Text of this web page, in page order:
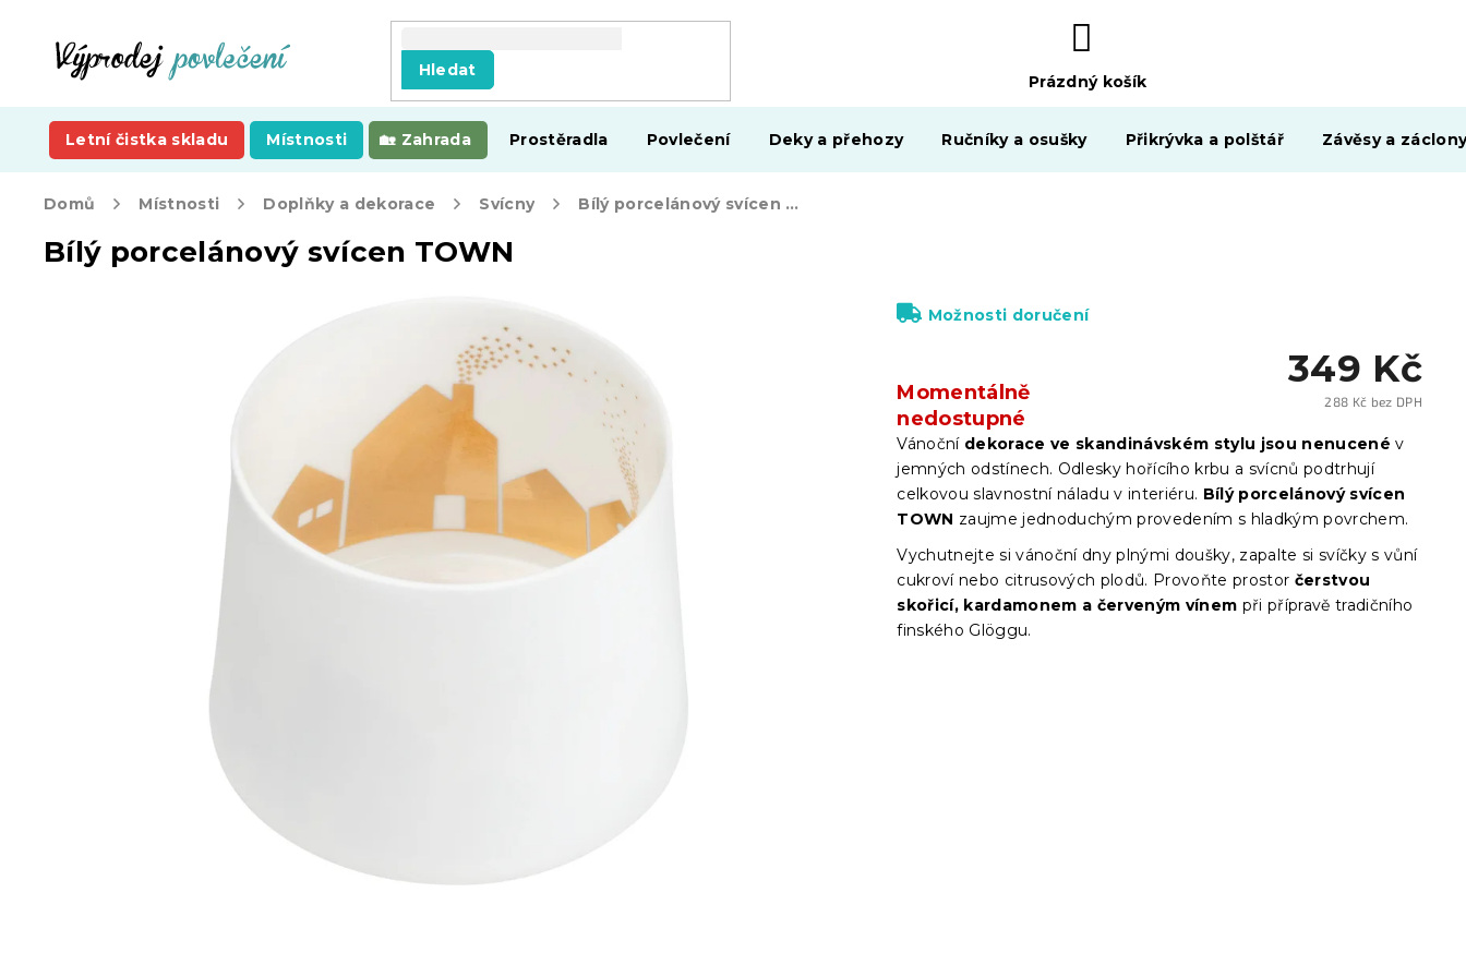
Hledat
NÁKUPNÍ
KOŠÍK
Prázdný košík
Letní čistka skladu Místnosti Zahrada Prostěradla Povlečení Deky a přehozy Ručníky a osušky Přikrývka a polštář Závěsy a
Domů Místnosti Doplňky a dekorace Svícny Bílý porcelánový svícen TOWN
Bílý porcelánový svícen TOWN
349 Kč
288 Kč bez DPH
Momentálně
nedostupné
Možnosti doručení
Vánoční dekorace ve skandinávském stylu jsou nenucené v
jemných odstínech. Odlesky hořícího krbu a svícnů podtrhují
celkovou slavnostní náladu v interiéru. Bílý porcelánový svícen
TOWN zaujme jednoduchým provedením s hladkým povrchem.
Vychutnejte si vánoční dny plnými doušky, zapalte si svíčky s vůní
cukroví nebo citrusových plodů. Provoňte prostor čerstvou
skořicí, kardamonem a červeným vínem při přípravě tradičního
finského Glöggu.